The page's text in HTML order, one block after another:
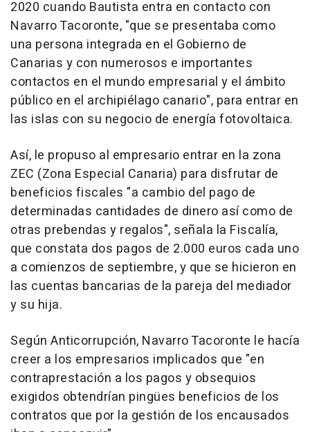
2020 cuando Bautista entra en contacto con
Navarro Tacoronte, "que se presentaba como
una persona integrada en el Gobierno de
Canarias y con numerosos e importantes
contactos en el mundo empresarial y el ámbito
público en el archipiélago canario", para entrar en
las islas con su negocio de energía fotovoltaica.
Así, le propuso al empresario entrar en la zona
ZEC (Zona Especial Canaria) para disfrutar de
beneficios fiscales "a cambio del pago de
determinadas cantidades de dinero así como de
otras prebendas y regalos", señala la Fiscalía,
que constata dos pagos de 2.000 euros cada uno
a comienzos de septiembre, y que se hicieron en
las cuentas bancarias de la pareja del mediador
y su hija.
Según Anticorrupción, Navarro Tacoronte le hacía
creer a los empresarios implicados que "en
contraprestación a los pagos y obsequios
exigidos obtendrían pingües beneficios de los
contratos que por la gestión de los encausados